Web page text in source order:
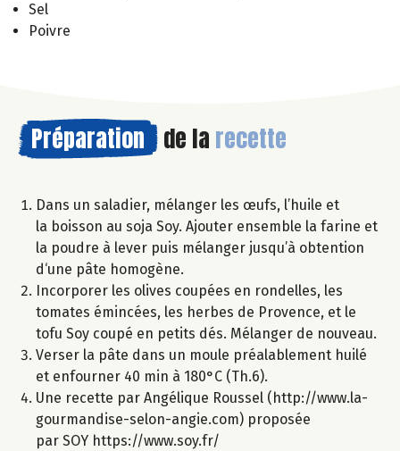
Sel
Poivre
Préparation de la recette
Dans un saladier, mélanger les œufs, l’huile et
la boisson au soja Soy. Ajouter ensemble la farine et
la poudre à lever puis mélanger jusqu’à obtention
d‘une pâte homogène.
Incorporer les olives coupées en rondelles, les
tomates émincées, les herbes de Provence, et le
tofu Soy coupé en petits dés. Mélanger de nouveau.
Verser la pâte dans un moule préalablement huilé
et enfourner 40 min à 180°C (Th.6).
Une recette par Angélique Roussel (http://www.la-
gourmandise-selon-angie.com) proposée
par SOY https://www.soy.fr/